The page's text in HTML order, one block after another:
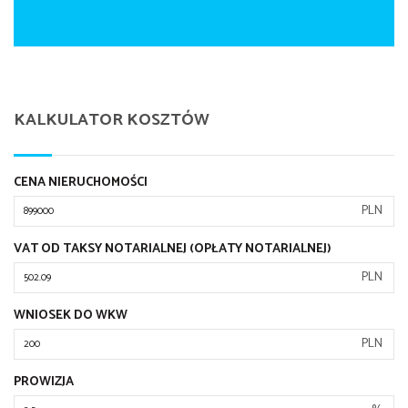
KALKULATOR KOSZTÓW
CENA NIERUCHOMOŚCI
PLN
VAT OD TAKSY NOTARIALNEJ (OPŁATY NOTARIALNEJ)
PLN
WNIOSEK DO WKW
PLN
PROWIZJA